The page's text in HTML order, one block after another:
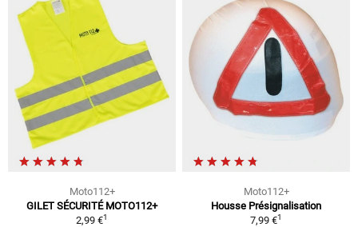
Moto112+
GILET SÉCURITÉ MOTO112+
2,99 €1
Moto112+
Housse Présignalisation
7,99 €1